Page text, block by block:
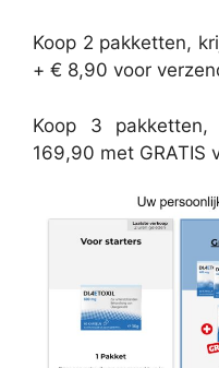
Koop 2 pakketten,
+ € 8,90 voor
Koop 3
169,90 met GRATIS